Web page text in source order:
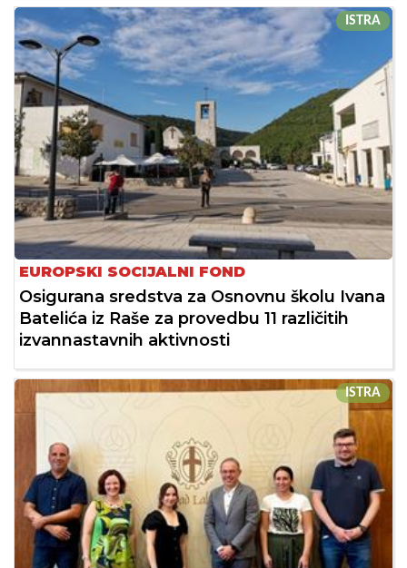
ISTRA
EUROPSKI SOCIJALNI FOND
Osigurana sredstva za Osnovnu školu Ivana
Batelića iz Raše za provedbu 11 različitih
izvannastavnih aktivnosti
ISTRA